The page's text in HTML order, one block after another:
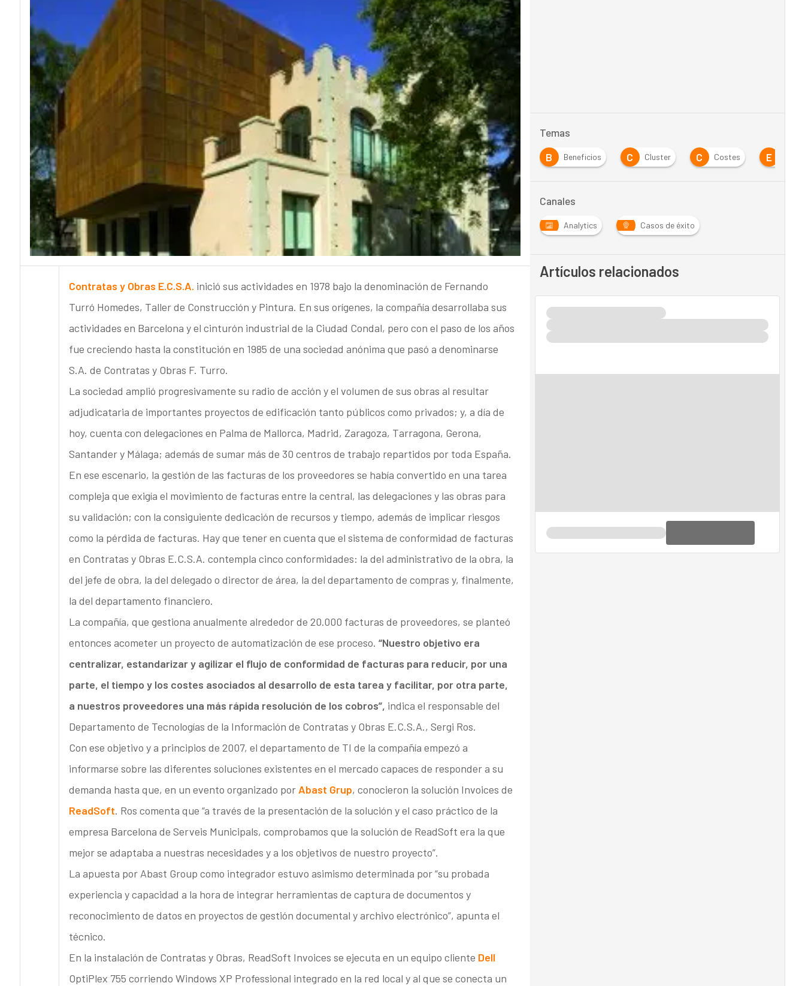
Contratas y Obras E.C.S.A. inició sus actividades en 1978 bajo la denominación de Fernando
Turró Homedes, Taller de Construcción y Pintura. En sus orígenes, la compañía desarrollaba sus
actividades en Barcelona y el cinturón industrial de la Ciudad Condal, pero con el paso de los años
fue creciendo hasta la constitución en 1985 de una sociedad anónima que pasó a denominarse
S.A. de Contratas y Obras F. Turro.
La sociedad amplió progresivamente su radio de acción y el volumen de sus obras al resultar
adjudicataria de importantes proyectos de edificación tanto públicos como privados; y, a día de
hoy, cuenta con delegaciones en Palma de Mallorca, Madrid, Zaragoza, Tarragona, Gerona,
Santander y Málaga; además de sumar más de 30 centros de trabajo repartidos por toda España.
En ese escenario, la gestión de las facturas de los proveedores se había convertido en una tarea
compleja que exigía el movimiento de facturas entre la central, las delegaciones y las obras para
su validación; con la consiguiente dedicación de recursos y tiempo, además de implicar riesgos
como la pérdida de facturas. Hay que tener en cuenta que el sistema de conformidad de facturas
en Contratas y Obras E.C.S.A. contempla cinco conformidades: la del administrativo de la obra, la
del jefe de obra, la del delegado o director de área, la del departamento de compras y, finalmente,
la del departamento financiero.
La compañía, que gestiona anualmente alrededor de 20.000 facturas de proveedores, se planteó
entonces acometer un proyecto de automatización de ese proceso. “Nuestro objetivo era
centralizar, estandarizar y agilizar el flujo de conformidad de facturas para reducir, por una
parte, el tiempo y los costes asociados al desarrollo de esta tarea y facilitar, por otra parte,
a nuestros proveedores una más rápida resolución de los cobros”, indica el responsable del
Departamento de Tecnologías de la Información de Contratas y Obras E.C.S.A., Sergi Ros.
Con ese objetivo y a principios de 2007, el departamento de TI de la compañía empezó a
informarse sobre las diferentes soluciones existentes en el mercado capaces de responder a su
demanda hasta que, en un evento organizado por Abast Grup, conocieron la solución Invoices de
ReadSoft. Ros comenta que “a través de la presentación de la solución y el caso práctico de la
empresa Barcelona de Serveis Municipals, comprobamos que la solución de ReadSoft era la que
mejor se adaptaba a nuestras necesidades y a los objetivos de nuestro proyecto”.
La apuesta por Abast Group como integrador estuvo asimismo determinada por “su probada
experiencia y capacidad a la hora de integrar herramientas de captura de documentos y
reconocimiento de datos en proyectos de gestión documental y archivo electrónico”, apunta el
técnico.
En la instalación de Contratas y Obras, ReadSoft Invoices se ejecuta en un equipo cliente Dell
OptiPlex 755 corriendo Windows XP Professional integrado en la red local y al que se conecta un
Temas
A
Almacenamiento B Beneficios C Cluster C Costes E
Canales
Analytics Casos de éxito
Artículos relacionados